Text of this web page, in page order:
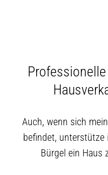
Auch, wenn sich
befindet, unterstütze
Bürgel ein Haus